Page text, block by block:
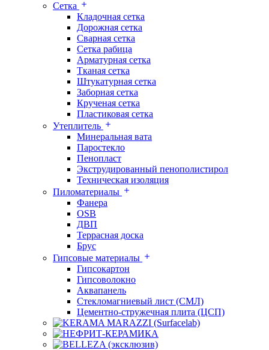
Сетка
Кладочная сетка
Дорожная сетка
Сварная сетка
Сетка рабица
Арматурная сетка
Тканая сетка
Штукатурная сетка
Заборная сетка
Крученая сетка
Пластиковая сетка
Утеплитель
Минеральная вата
Паростекло
Пенопласт
Экструдированный пенополистирол
Техническая изоляция
Пиломатериалы
Фанера
OSB
ДВП
Террасная доска
Брус
Гипсовые материалы
Гипсокартон
Гипсоволокно
Аквапанель
Стекломагниевый лист (СМЛ)
Цементно-стружечная плита (ЦСП)